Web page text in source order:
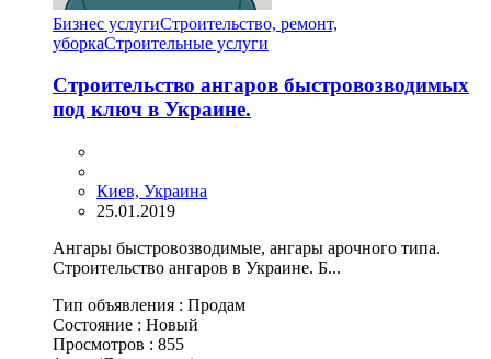
Бизнес услугиСтроительство, ремонт,
уборкаCтроительные услуги
Строительство ангаров быстровозводимых
под ключ в Украине.
Киев, Украина
25.01.2019
Ангары быстровозводимые, ангары арочного типа.
Строительство ангаров в Украине. Б...
Тип объявления : Продам
Состояние : Новый
Просмотров : 855